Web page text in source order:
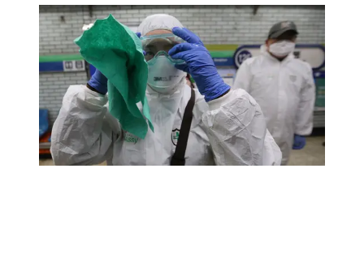
Petugas medis menyesuaikan kacamatanya saat akan
menyemprotkan cairan disinfektan sebagai tindakan
pencegahan virus corona (COVID-19) di Seoul, Korea
Selatan, Jumat (21/2/2020). Jumlah pasien virus corona
di Korea Selatan naik 293 kasus dari pengumuman
sebelumnya. (AP Photo/Ahn Young-joon)